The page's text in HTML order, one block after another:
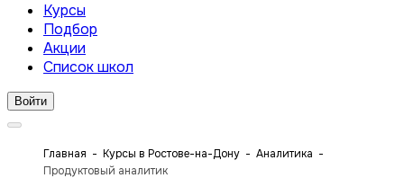
Курсы
Подбор
Акции
Список школ
Войти
Главная Курсы в Ростове-на-Дону
Аналитика
Продуктовый аналитик